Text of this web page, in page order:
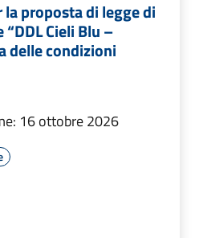
proposta di legge di
Cieli Blu –
delle condizioni
16 ottobre 2026